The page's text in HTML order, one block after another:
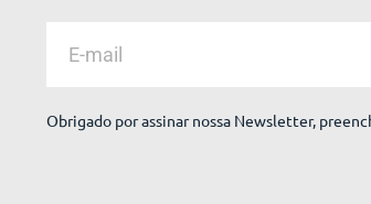
Obrigado por assinar nossa Newsletter,